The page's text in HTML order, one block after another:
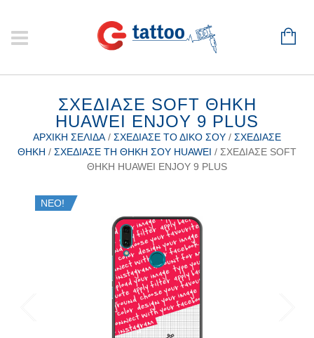
ΣΧΕΔΊΑΣΕ SOFT ΘΉΚΗ
HUAWEI ENJOY 9 PLUS
ΑΡΧΙΚΉ ΣΕΛΊΔΑ / ΣΧΕΔΊΑΣΕ ΤΟ ΔΙΚΌ ΣΟΥ / ΣΧΕΔΊΑΣΕ
ΘΉΚΗ / ΣΧΕΔΊΑΣΕ ΤΗ ΘΉΚΗ ΣΟΥ HUAWEI / ΣΧΕΔΊΑΣΕ SOFT
ΘΉΚΗ HUAWEI ENJOY 9 PLUS
ΝΕΟ!